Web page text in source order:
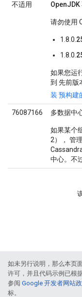
不适用 OpenJDK
请勿使用
1.8.0.
1.8.0.
如果您运
到 先前版
装 预构建
76087166 多数据中
如果某个
2）， 管
中心。不
如未另行说明，那么本页
许可，并且代码示例已根
参阅 Google 开发者网站
标。